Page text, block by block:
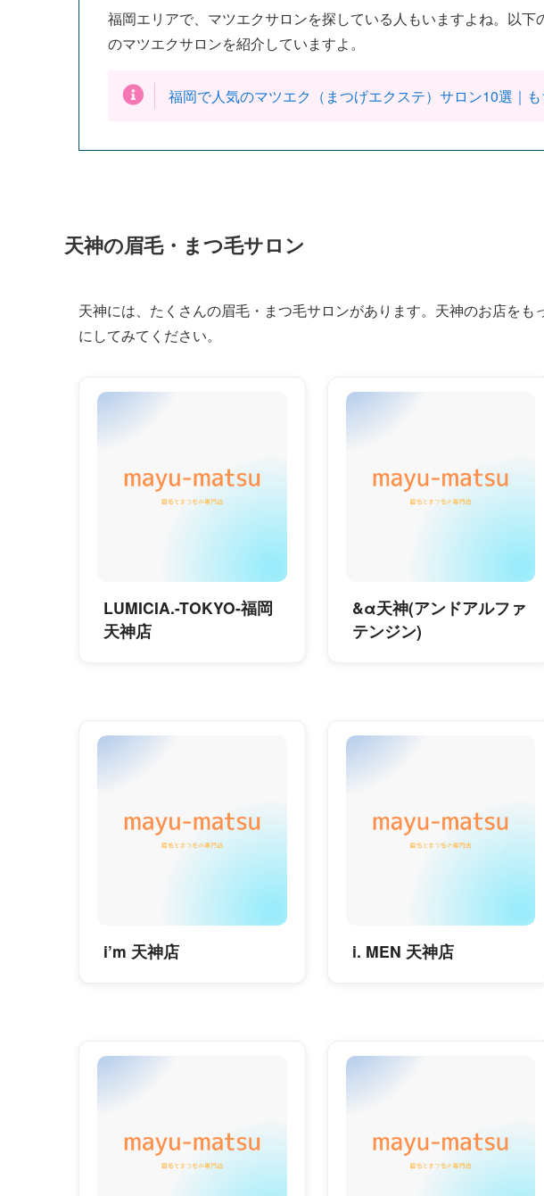
福岡エリアで、マツエクサロンを探している人もいますよね。以
のマツエクサロンを紹介していますよ。
福岡で人気のマツエク（まつげエクステ）サロン10選｜
天神の眉毛・まつ毛サロン
天神には、たくさんの眉毛・まつ毛サロンがあります。天神のお店を
にしてみてください。
LUMICIA.-TOKYO-福岡
天神店
&α天神(アンドアルファ
テンジン)
i’m 天神店 i. MEN 天神店